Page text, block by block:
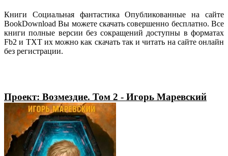
Книги Социальная фантастика Опубликованные на сайте
BookDownload Вы можете скачать совершенно бесплатно. Все
книги полные версии без сокращений доступны в форматах
Fb2 и TXT их можно как скачать так и читать на сайте онлайн
без регистрации.
Проект: Возмездие. Том 2 - Игорь Маревский